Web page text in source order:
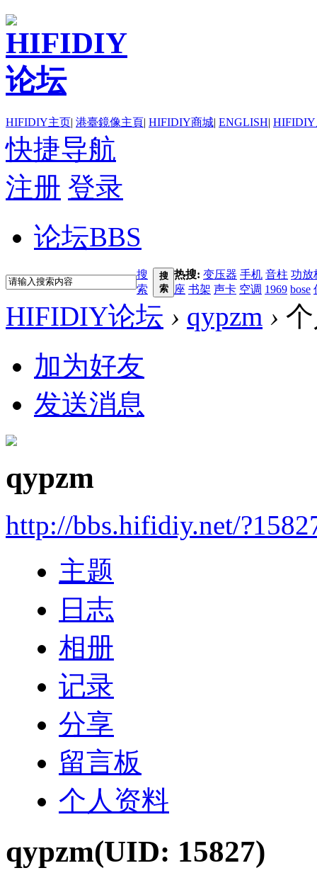
HIFIDIY主页| 港臺鏡像主頁| HIFIDIY商城| ENGLISH|
快捷导航
注册 登录
论坛BBS
搜
索
搜
索
热搜: 变压器 手机 音柱 功放
座 书架 声卡 空调 1969 bose
HIFIDIY论坛 › qypzm ›
加为好友
发送消息
qypzm
http://bbs.hifidiy.net/
主题
日志
相册
记录
分享
留言板
个人资料
qypzm(UID: 15827)